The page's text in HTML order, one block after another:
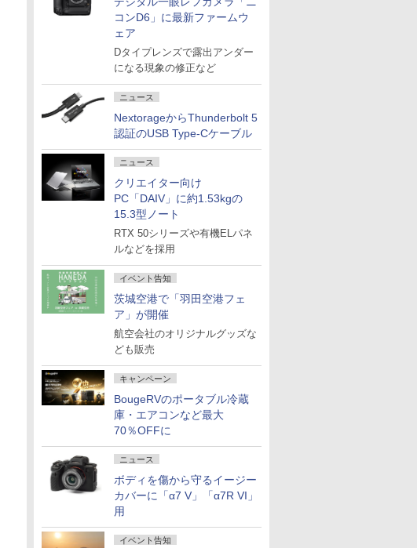
コンD6」に最新ファームウ
ェア
Dタイプレンズで露出アンダー
になる現象の修正など
ニュース
NextorageからThunderbolt 5
認証のUSB Type-Cケーブル
ニュース
クリエイター向け
PC「DAIV」に約1.53kgの
15.3型ノート
RTX 50シリーズや有機ELパネ
ルなどを採用
イベント告知
茨城空港で「羽田空港フェ
ア」が開催
航空会社のオリジナルグッズな
ども販売
キャンペーン
BougeRVのポータブル冷蔵
庫・エアコンなど最大
70％OFFに
ニュース
ボディを傷から守るイージー
カバーに「α7 V」「α7R VI」
用
イベント告知